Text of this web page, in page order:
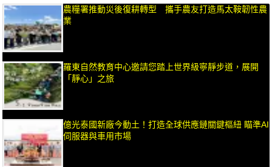
農糧署推動災後復耕轉型 攜手農友打造馬太鞍韌性農
業
羅東自然教育中心邀請您踏上世界級寧靜步道，展開
「靜心」之旅
億光泰國新廠今動土！打造全球供應鏈關鍵樞紐 瞄準AI
伺服器與車用市場